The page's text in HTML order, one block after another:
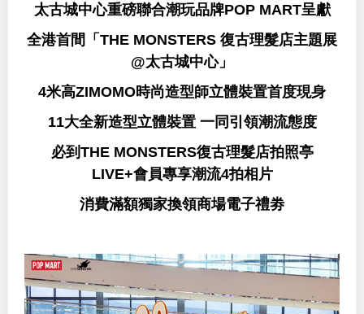
太古城中心重磅聯合潮玩品牌POP MART呈獻
全港首間「THE MONSTERS 復古理髮店主題展
@太古城中心」
4米高ZIMOMO時尚造型師立體裝置首度現身
11大全新造型立體裝置 一同引領潮流態度
必到THE MONSTERS復古理髮店拍照亭
LIVE+會員專享潮流4拍相片
消費滿額獨家換領商場電子禮劵